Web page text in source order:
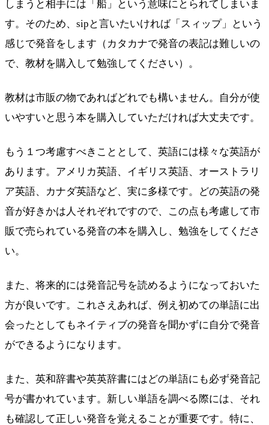
しまうと相手には「船」という意味にとられてしまいま
す。そのため、sipと言いたいければ「スィップ」という
感じで発音をします（カタカナで発音の表記は難しいの
で、教材を購入して勉強してください）。
教材は市販の物であればどれでも構いません。自分が使
いやすいと思う本を購入していただければ大丈夫です。
もう１つ考慮すべきこととして、英語には様々な英語が
あります。アメリカ英語、イギリス英語、オーストラリ
ア英語、カナダ英語など、実に多様です。どの英語の発
音が好きかは人それぞれですので、この点も考慮して市
販で売られている発音の本を購入し、勉強をしてくださ
い。
また、将来的には発音記号を読めるようになっておいた
方が良いです。これさえあれば、例え初めての単語に出
会ったとしてもネイティブの発音を聞かずに自分で発音
ができるようになります。
また、英和辞書や英英辞書にはどの単語にも必ず発音記
号が書かれています。新しい単語を調べる際には、それ
も確認して正しい発音を覚えることが重要です。特に、